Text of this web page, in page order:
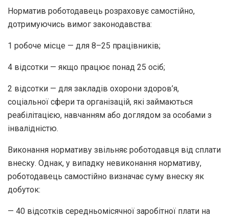
Норматив роботодавець розраховує самостійно,
дотримуючись вимог законодавства:
1 робоче місце — для 8–25 працівників;
4 відсотки — якщо працює понад 25 осіб;
2 відсотки — для закладів охорони здоров’я,
соціальної сфери та організацій, які займаються
реабілітацією, навчанням або доглядом за особами з
інвалідністю.
Виконання нормативу звільняє роботодавця від сплати
внеску. Однак, у випадку невиконання нормативу,
роботодавець самостійно визначає суму внеску як
добуток:
— 40 відсотків середньомісячної заробітної плати на